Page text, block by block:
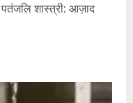
पतंजलि शास्त्री: आज़ाद